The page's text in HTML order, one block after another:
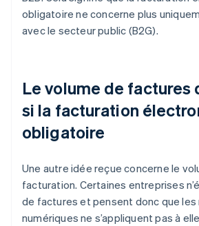
obligatoire ne concerne plus
avec le secteur public (B2G).
Le volume de factures
si la facturation
obligatoire
Une autre idée reçue concerne le
facturation. Certaines entreprises
de factures et pensent donc que les
numériques ne s’appliquent pas à